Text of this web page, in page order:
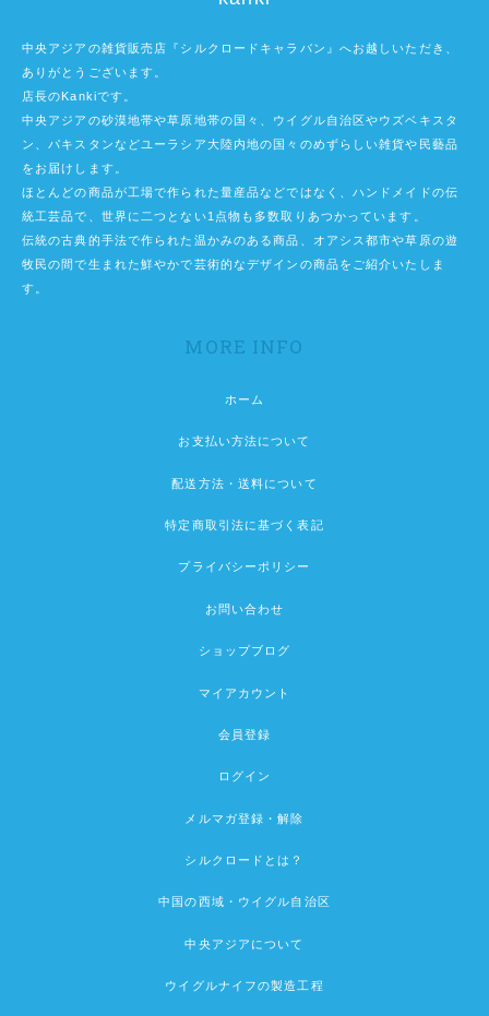
中央アジアの雑貨販売店『シルクロードキャラバン』へお越しいただき、
ありがとうございます。
店長のKankiです。
中央アジアの砂漠地帯や草原地帯の国々、ウイグル自治区やウズベキスタ
ン、パキスタンなどユーラシア大陸内地の国々のめずらしい雑貨や民藝品
をお届けします。
ほとんどの商品が工場で作られた量産品などではなく、ハンドメイドの伝
統工芸品で、世界に二つとない1点物も多数取りあつかっています。
伝統の古典的手法で作られた温かみのある商品、オアシス都市や草原の遊
牧民の間で生まれた鮮やかで芸術的なデザインの商品をご紹介いたしま
す。
MORE INFO
ホーム
お支払い方法について
配送方法・送料について
特定商取引法に基づく表記
プライバシーポリシー
お問い合わせ
ショップブログ
マイアカウント
会員登録
ログイン
メルマガ登録・解除
シルクロードとは？
中国の西域・ウイグル自治区
中央アジアについて
ウイグルナイフの製造工程